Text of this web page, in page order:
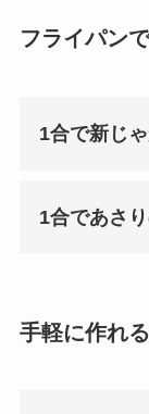
フライパン
1合で新じ
1合であさ
手軽に作れ